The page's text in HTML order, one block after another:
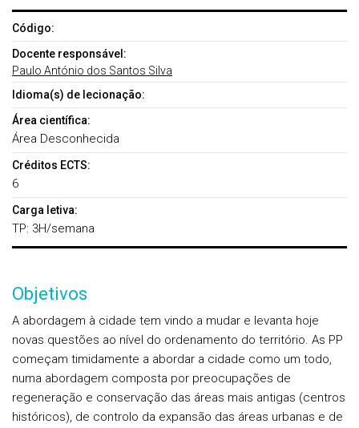
Código:
Docente responsável:
Paulo António dos Santos Silva
Idioma(s) de lecionação:
Área científica:
Área Desconhecida
Créditos ECTS:
6
Carga letiva:
TP: 3H/semana
Objetivos
A abordagem à cidade tem vindo a mudar e levanta hoje
novas questões ao nível do ordenamento do território. As PP
começam timidamente a abordar a cidade como um todo,
numa abordagem composta por preocupações de
regeneração e conservação das áreas mais antigas (centros
históricos), de controlo da expansão das áreas urbanas e de